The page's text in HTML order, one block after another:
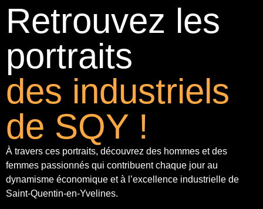
Retrouvez les
portraits
des industriels
de SQY !
À travers ces portraits, découvrez des hommes et des
femmes passionnés qui contribuent chaque jour au
dynamisme économique et à l’excellence industrielle de
Saint-Quentin-en-Yvelines.